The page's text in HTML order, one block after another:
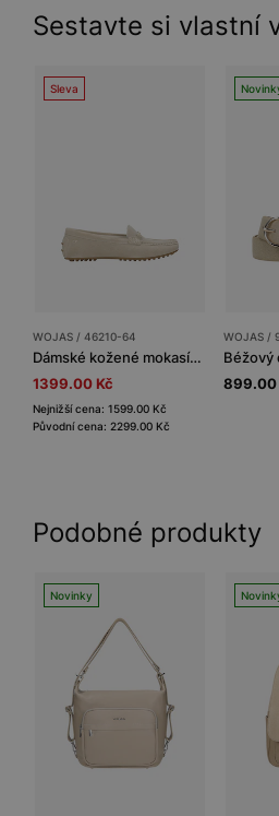
Sestavte si vlastní
Sleva
WOJAS / 46210-64
Dámské kožené mokasíny ze štípané kůže s jemnou přezkou
1399.00 Kč
Nejnižší cena: 1599.00 Kč
Původní cena: 2299.00 Kč
WOJAS /
899.00
Podobné produkty
Novinky